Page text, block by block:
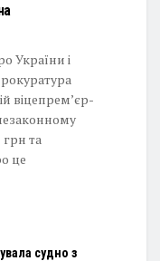
України і
віцепрем’єр-
та
це
судно з